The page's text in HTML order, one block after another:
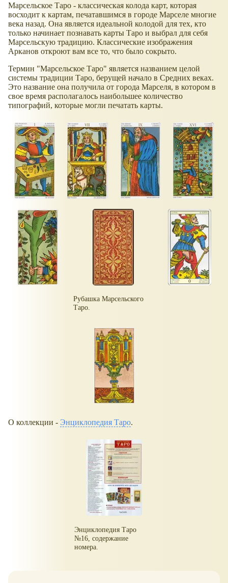
Марсельское Таро - классическая колода карт, которая
восходит к картам, печатавшимся в городе Марселе многие
века назад. Она является идеальной колодой для тех, кто
только начинает познавать карты Таро и выбрал для себя
Марсельскую традицию. Классические изображения
Арканов откроют вам все то, что было сокрыто.
Термин "Марсельское Таро" является названием целой
системы традиции Таро, берущей начало в Средних веках.
Это название она получила от города Марселя, в котором в
свое время располагалось наибольшее количество
типографий, которые могли печатать карты.
Рубашка Марсельского
Таро.
О коллекции - Энциклопедия Таро.
Энциклопедия Таро
№16, содержание
номера.